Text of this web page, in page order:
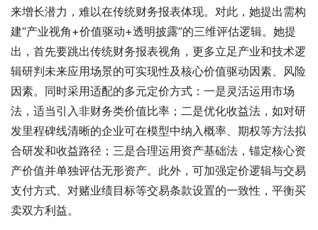
来增长潜力，难以在传统财务报表体现。对此，她提出需构
建“产业视角+价值驱动+透明披露”的三维评估逻辑。她提
出，首先要跳出传统财务报表视角，更多立足产业和技术逻
辑研判未来应用场景的可实现性及核心价值驱动因素、风险
因素。同时采用适配的多元定价方式：一是灵活运用市场
法，适当引入非财务类价值比率；二是优化收益法，如对研
发里程碑线清晰的企业可在模型中纳入概率、期权等方法拟
合研发和收益路径；三是合理运用资产基础法，锚定核心资
产价值并单独评估无形资产。此外，可加强定价逻辑与交易
支付方式、对赌业绩目标等交易条款设置的一致性，平衡买
卖双方利益。